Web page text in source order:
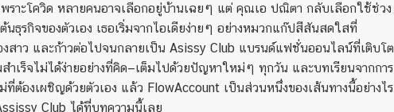
พราะโควิด หลายคนอาจเลือกอยู่บ้านเฉยๆ แต่ คุณเอ ปณิตา กลับเลือกใช้ช่วง
นธุรกิจของตัวเอง เธอเริ่มจากไอเดียง่ายๆ อย่างหมวกแก๊ปสีสันสดใสที่
สาว และก้าวต่อไปจนกลายเป็น Asissy Club แบรนด์แฟชั่นออนไลน์ที่เติบโต
ำเร็จไม่ได้ง่ายอย่างที่คิด—เต็มไปด้วยปัญหาใหม่ๆ ทุกวัน และบทเรียนจากการ
ต้องเผชิญด้วยตัวเอง แล้ว FlowAccount เป็นส่วนหนึ่งของเส้นทางนี้อย่างไร
Club ได้ที่บทความนี้เลย